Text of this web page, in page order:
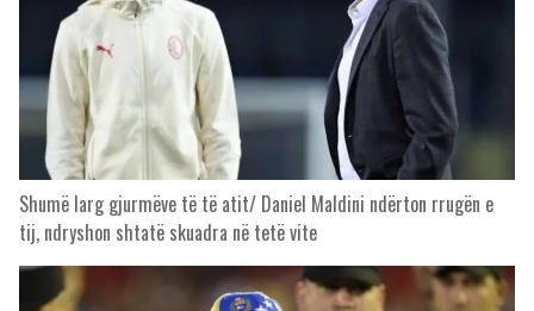
Shumë larg gjurmëve të të atit/ Daniel Maldini ndërton rrugën e
tij, ndryshon shtatë skuadra në tetë vite